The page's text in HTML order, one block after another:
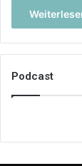
Podcast